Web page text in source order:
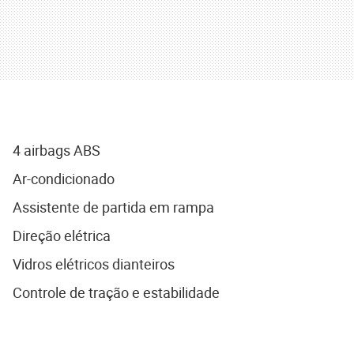
4 airbags ABS
Ar-condicionado
Assistente de partida em rampa
Direção elétrica
Vidros elétricos dianteiros
Controle de tração e estabilidade